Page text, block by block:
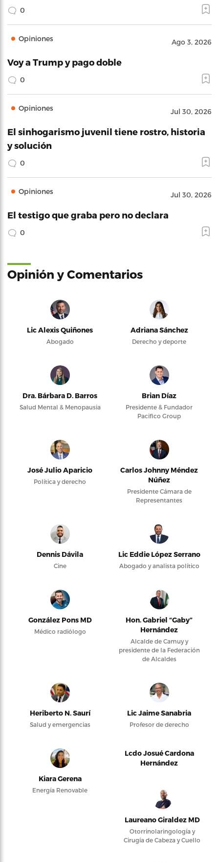
0
Opiniones Ago 3, 2026
Voy a Trump y pago doble
0
Opiniones Jul 30, 2026
El sinhogarismo juvenil tiene rostro, historia
y solución
0
Opiniones Jul 30, 2026
El testigo que graba pero no declara
0
Opinión y Comentarios
Lic Alexis Quiñones
Abogado
Adriana Sánchez
Derecho y deporte
Dra. Bárbara D. Barros
Salud Mental & Menopausia
Brian Díaz
Presidente & Fundador
Pacifico Group
José Julio Aparicio
Política y derecho
Carlos Johnny Méndez
Núñez
Presidente Cámara de
Representantes
Dennis Dávila
Cine
Lic Eddie López Serrano
Abogado y analista político
González Pons MD
Médico radiólogo
Hon. Gabriel “Gaby”
Hernández
Alcalde de Camuy y
presidente de la Federación
de Alcaldes
Heriberto N. Saurí
Salud y emergencias
Lic Jaime Sanabria
Profesor de derecho
Kiara Gerena
Energía Renovable
Lcdo Josué Cardona
Hernández
Laureano Giraldez MD
Otorrinolaringología y
Cirugía de Cabeza y Cuello